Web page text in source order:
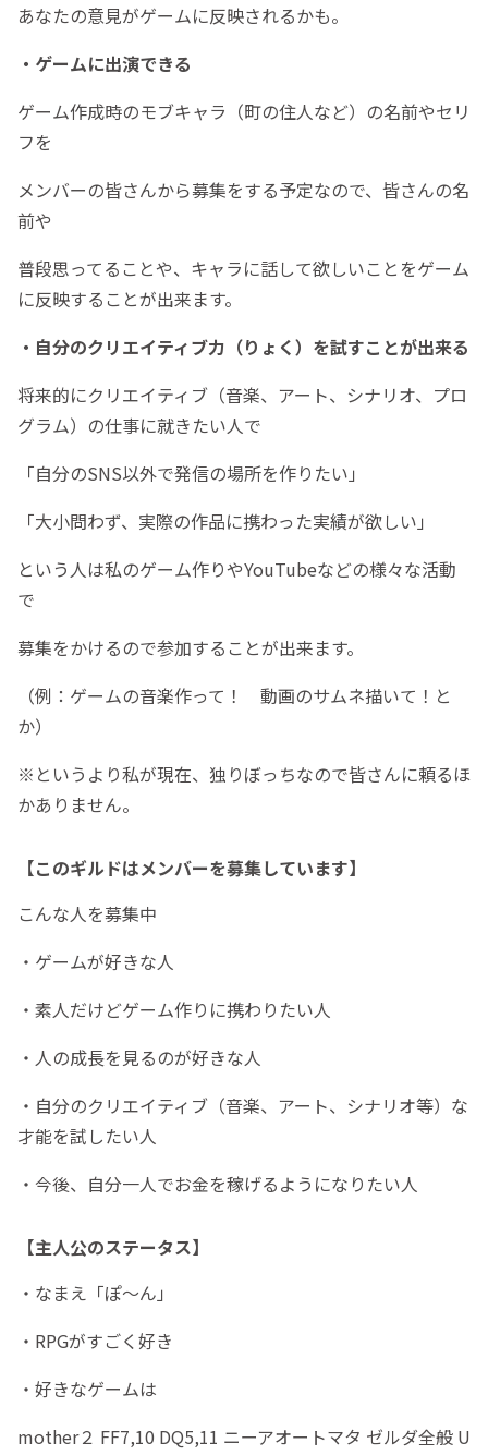
あなたの意見がゲームに反映されるかも。
・ゲームに出演できる
ゲーム作成時のモブキャラ（町の住人など）の名前やセリ
フを
メンバーの皆さんから募集をする予定なので、皆さんの名
前や
普段思ってることや、キャラに話して欲しいことをゲーム
に反映することが出来ます。
・自分のクリエイティブ力（りょく）を試すことが出来る
将来的にクリエイティブ（音楽、アート、シナリオ、プロ
グラム）の仕事に就きたい人で
「自分のSNS以外で発信の場所を作りたい」
「大小問わず、実際の作品に携わった実績が欲しい」
という人は私のゲーム作りやYouTubeなどの様々な活動
で
募集をかけるので参加することが出来ます。
（例：ゲームの音楽作って！ 動画のサムネ描いて！と
か）
※というより私が現在、独りぼっちなので皆さんに頼るほ
かありません。
【このギルドはメンバーを募集しています】
こんな人を募集中
・ゲームが好きな人
・素人だけどゲーム作りに携わりたい人
・人の成長を見るのが好きな人
・自分のクリエイティブ（音楽、アート、シナリオ等）な
才能を試したい人
・今後、自分一人でお金を稼げるようになりたい人
【主人公のステータス】
・なまえ「ぽ～ん」
・RPGがすごく好き
・好きなゲームは
mother２ FF7,10 DQ5,11 ニーアオートマタ ゼルダ全般 U